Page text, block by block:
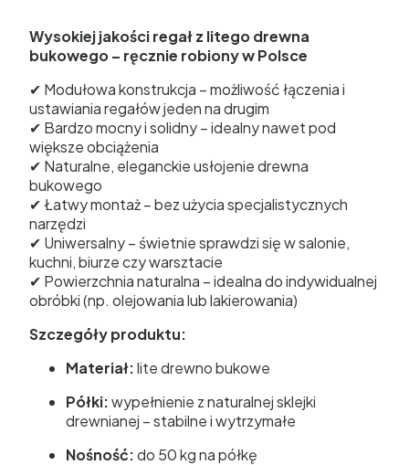
Wysokiej jakości regał z litego drewna
bukowego – ręcznie robiony w Polsce
✔ Modułowa konstrukcja – możliwość łączenia i
ustawiania regałów jeden na drugim
✔ Bardzo mocny i solidny – idealny nawet pod
większe obciążenia
✔ Naturalne, eleganckie usłojenie drewna
bukowego
✔ Łatwy montaż – bez użycia specjalistycznych
narzędzi
✔ Uniwersalny – świetnie sprawdzi się w salonie,
kuchni, biurze czy warsztacie
✔ Powierzchnia naturalna – idealna do indywidualnej
obróbki (np. olejowania lub lakierowania)
Szczegóły produktu:
Materiał:lite drewno bukowe
Półki:wypełnienie z naturalnej sklejki
drewnianej – stabilne i wytrzymałe
Nośność:do 50 kg na półkę